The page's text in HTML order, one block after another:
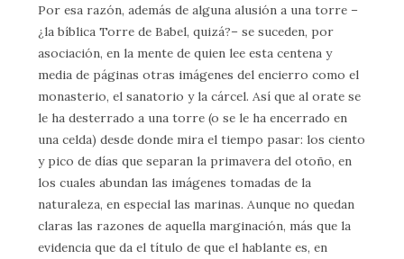
Por esa razón, además de alguna alusión a una torre –
¿la bíblica Torre de Babel, quizá?– se suceden, por
asociación, en la mente de quien lee esta centena y
media de páginas otras imágenes del encierro como el
monasterio, el sanatorio y la cárcel. Así que al orate se
le ha desterrado a una torre (o se le ha encerrado en
una celda) desde donde mira el tiempo pasar: los ciento
y pico de días que separan la primavera del otoño, en
los cuales abundan las imágenes tomadas de la
naturaleza, en especial las marinas. Aunque no quedan
claras las razones de aquella marginación, más que la
evidencia que da el título de que el hablante es, en